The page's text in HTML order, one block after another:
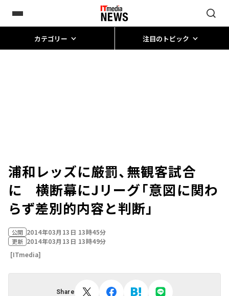
カテゴリー 注目のトピック
浦和レッズに厳罰、無観客試合
に 横断幕にJリーグ「意図に関わ
らず差別的内容と判断」
公開 2014年03月13日 13時45分
更新 2014年03月13日 13時49分
[ITmedia]
Share